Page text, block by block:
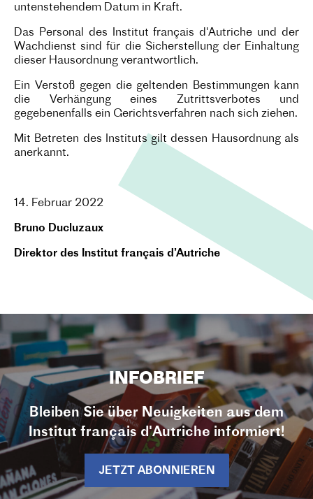
untenstehendem Datum in Kraft.
Das Personal des Institut français d'Autriche und der
Wachdienst sind für die Sicherstellung der Einhaltung
dieser Hausordnung verantwortlich.
Ein Verstoß gegen die geltenden Bestimmungen kann
die Verhängung eines Zutrittsverbotes und
gegebenenfalls ein Gerichtsverfahren nach sich ziehen.
Mit Betreten des Instituts gilt dessen Hausordnung als
anerkannt.
14. Februar 2022
Bruno Ducluzaux
Direktor des Institut français d’Autriche
INFOBRIEF
Bleiben Sie über Neuigkeiten aus dem
Institut français d'Autriche informiert!
JETZT ABONNIEREN